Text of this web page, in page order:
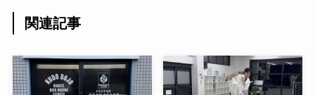
関連記事